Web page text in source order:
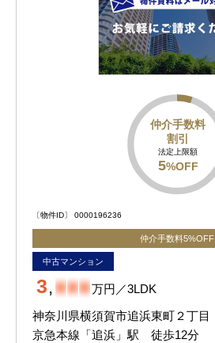
仲介手数料
割引
法定上限額
5%OFF
〔物件ID〕 0000196236
仲介手数料5%OFF
中古マンション
3,- - - 万円／3LDK
神奈川県横須賀市追浜東町２丁目
京急本線「追浜」駅 徒歩12分